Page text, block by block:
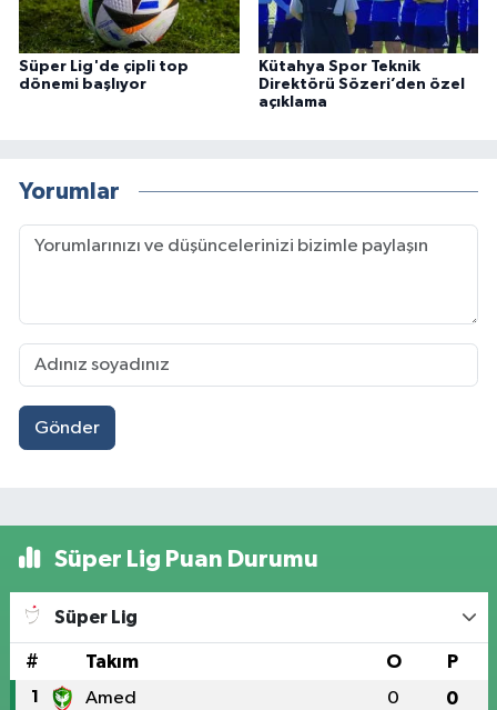
Süper Lig'de çipli top
dönemi başlıyor
Kütahya Spor Teknik
Direktörü Sözeri’den özel
açıklama
Yorumlar
Gönder
Süper Lig Puan Durumu
Süper Lig
# Takım O P
1 Amed 0 0